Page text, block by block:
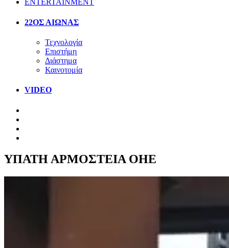
ENTERTAINMENT
22ΟΣ ΑΙΩΝΑΣ
Τεχνολογία
Επιστήμη
Διάστημα
Καινοτομία
VIDEO
ΥΠΑΤΗ ΑΡΜΟΣΤΕΙΑ ΟΗΕ